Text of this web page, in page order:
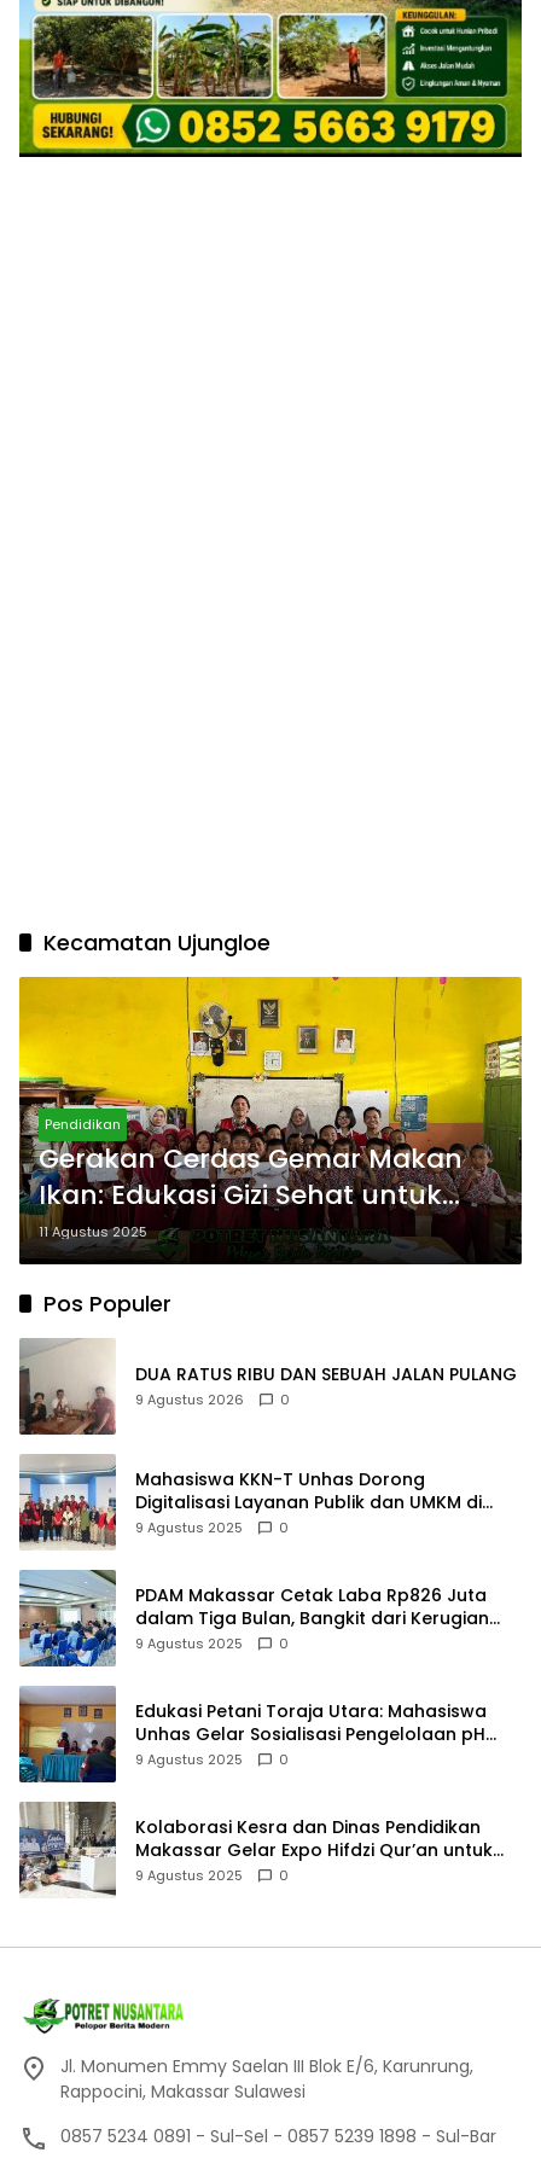
Kecamatan Ujungloe
Pendidikan
Gerakan Cerdas Gemar Makan
Ikan: Edukasi Gizi Sehat untuk
Generasi Muda Bulukumba
11 Agustus 2025
Pos Populer
DUA RATUS RIBU DAN SEBUAH JALAN PULANG
9 Agustus 2026 0
Mahasiswa KKN-T Unhas Dorong
Digitalisasi Layanan Publik dan UMKM di
Desa Moncongloe
9 Agustus 2025 0
PDAM Makassar Cetak Laba Rp826 Juta
dalam Tiga Bulan, Bangkit dari Kerugian
Rp5,2 Miliar
9 Agustus 2025 0
Edukasi Petani Toraja Utara: Mahasiswa
Unhas Gelar Sosialisasi Pengelolaan pH
Tanah
9 Agustus 2025 0
Kolaborasi Kesra dan Dinas Pendidikan
Makassar Gelar Expo Hifdzi Qur’an untuk
Pelajar SMP
9 Agustus 2025 0
Jl. Monumen Emmy Saelan III Blok E/6, Karunrung,
Rappocini, Makassar Sulawesi
0857 5234 0891 - Sul-Sel - 0857 5239 1898 - Sul-Bar